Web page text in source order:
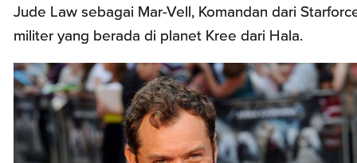
Jude Law sebagai Mar-Vell, Komandan dari
militer yang berada di planet Kree dari Hala.